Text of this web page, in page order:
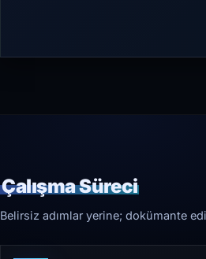
Çalışma Süreci
Belirsiz adımlar yerine; dokümante